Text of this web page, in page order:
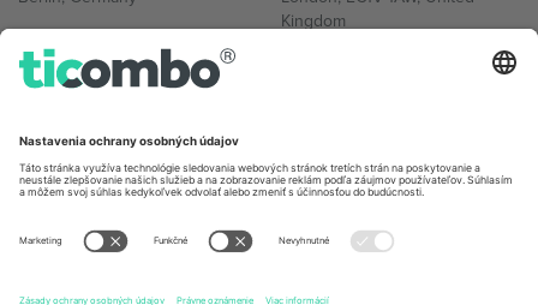
Kingdom
United States
Newark, Delaware 19713, United
Regus Sofia City West, bul
Bulgaria
UAE Dubai Silicon Oasis, DDP
United Arab Emirates